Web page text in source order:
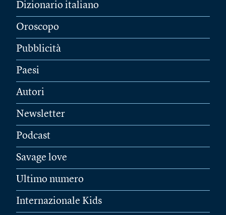
Dizionario italiano
Oroscopo
Pubblicità
Paesi
Autori
Newsletter
Podcast
Savage love
Ultimo numero
Internazionale Kids